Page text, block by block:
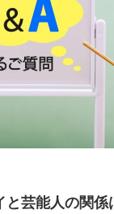
と芸能人の関係